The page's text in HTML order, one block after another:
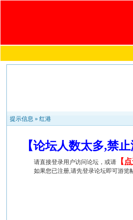
提示信息 »红港
【论坛人数太多,禁
请直接登录用户访问论坛，或请 【
如果您已注册,请先登录论坛即可游览